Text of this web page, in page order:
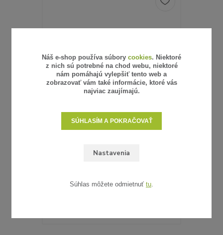
UMELÝ RATAN - VZORKA
bez DPH SKLADOM
Náš e-shop používa súbory cookies. Niektoré
z nich sú potrebné na chod webu, niektoré
nám pomáhajú vylepšiť tento web a
zobrazovať vám také informácie, ktoré vás
najviac zaujímajú.
Nastavenia
SÚHLASÍM A POKRAČOVAŤ
Súhlas môžete odmietnuť tu.